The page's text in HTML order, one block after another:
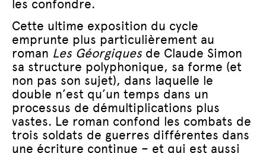
les confondre.
Cette ultime exposition du cycle
emprunte plus particulièrement au
roman Les Géorgiquesde Claude Simon
sa structure polyphonique, sa forme (et
non pas son sujet), dans laquelle le
double n’est qu’un temps dans un
processus de démultiplications plus
vastes. Le roman confond les combats de
trois soldats de guerres différentes dans
une écriture continue – et qui est aussi